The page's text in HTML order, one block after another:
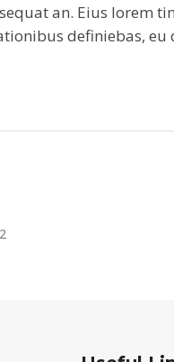
an. Eius lorem
definiebas,